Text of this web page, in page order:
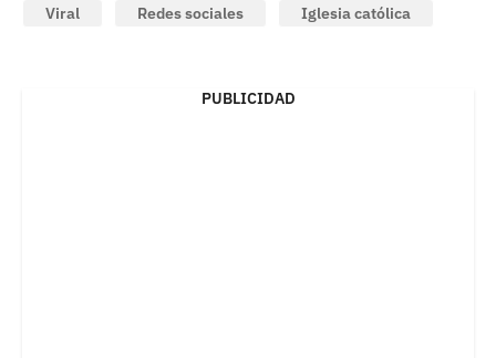
Viral Redes sociales Iglesia católica
PUBLICIDAD